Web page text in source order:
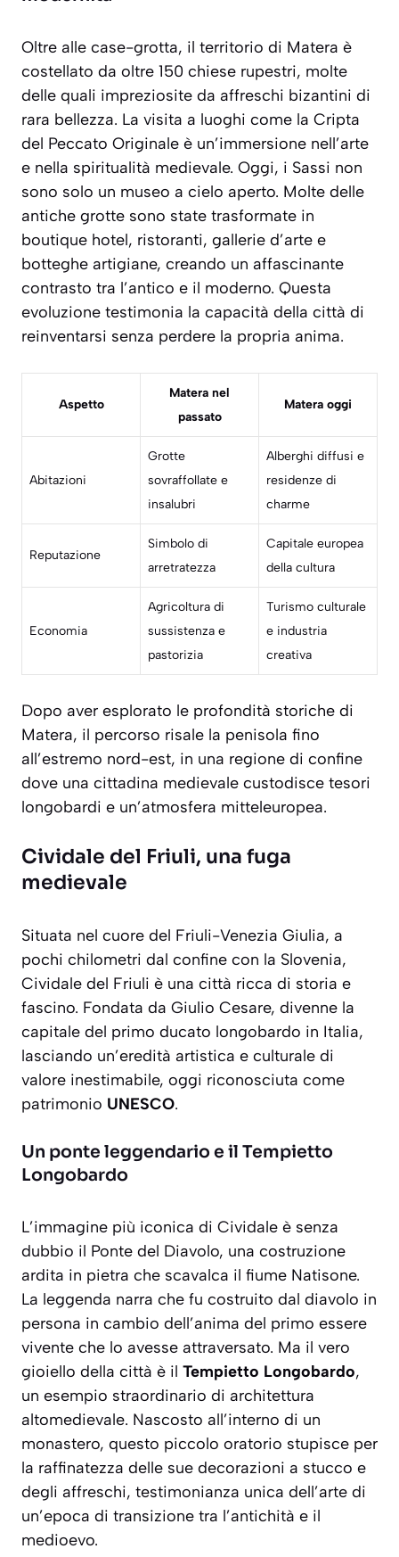
Oltre alle case-grotta, il territorio di Matera è
costellato da oltre 150 chiese rupestri, molte
delle quali impreziosite da affreschi bizantini di
rara bellezza. La visita a luoghi come la Cripta
del Peccato Originale è un’immersione nell’arte
e nella spiritualità medievale. Oggi, i Sassi non
sono solo un museo a cielo aperto. Molte delle
antiche grotte sono state trasformate in
boutique hotel, ristoranti, gallerie d’arte e
botteghe artigiane, creando un affascinante
contrasto tra l’antico e il moderno. Questa
evoluzione testimonia la capacità della città di
reinventarsi senza perdere la propria anima.
Aspetto
Matera nel
passato
Matera oggi
Abitazioni
Grotte
sovraffollate e
insalubri
Alberghi diffusi e
residenze di
charme
Reputazione
Simbolo di
arretratezza
Capitale europea
della cultura
Economia
Agricoltura di
sussistenza e
pastorizia
Turismo culturale
e industria
creativa
Dopo aver esplorato le profondità storiche di
Matera, il percorso risale la penisola fino
all’estremo nord-est, in una regione di confine
dove una cittadina medievale custodisce tesori
longobardi e un’atmosfera mitteleuropea.
Cividale del Friuli, una fuga
medievale
Situata nel cuore del Friuli-Venezia Giulia, a
pochi chilometri dal confine con la Slovenia,
Cividale del Friuli è una città ricca di storia e
fascino. Fondata da Giulio Cesare, divenne la
capitale del primo ducato longobardo in Italia,
lasciando un’eredità artistica e culturale di
valore inestimabile, oggi riconosciuta come
patrimonio UNESCO.
Un ponte leggendario e il Tempietto
Longobardo
L’immagine più iconica di Cividale è senza
dubbio il Ponte del Diavolo, una costruzione
ardita in pietra che scavalca il fiume Natisone.
La leggenda narra che fu costruito dal diavolo in
persona in cambio dell’anima del primo essere
vivente che lo avesse attraversato. Ma il vero
gioiello della città è il Tempietto Longobardo,
un esempio straordinario di architettura
altomedievale. Nascosto all’interno di un
monastero, questo piccolo oratorio stupisce per
la raffinatezza delle sue decorazioni a stucco e
degli affreschi, testimonianza unica dell’arte di
un’epoca di transizione tra l’antichità e il
medioevo.